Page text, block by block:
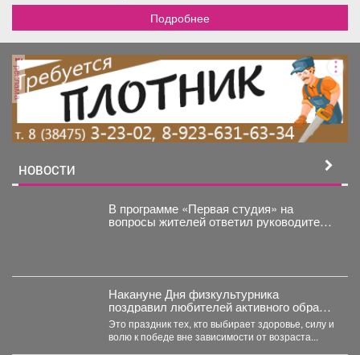
Подробнее
реклама
НОВОСТИ
В программе «Первая студия» на
вопросы жителей ответил руководитель
администрации Куйбышевского района
Накануне Дня физкультурника
поздравил любителей активного образа
жизни!
Это праздник тех, кто выбирает здоровье, силу и
волю к победе вне зависимости от возраста...